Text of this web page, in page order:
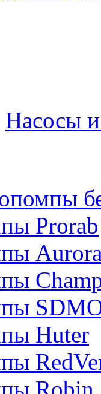
Насосы
Prorab
Huter
Robin